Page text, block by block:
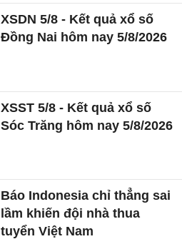
XSDN 5/8 - Kết quả xổ số
Đồng Nai hôm nay 5/8/2026
XSST 5/8 - Kết quả xổ số
Sóc Trăng hôm nay 5/8/2026
Báo Indonesia chỉ thẳng sai
lầm khiến đội nhà thua
tuyển Việt Nam